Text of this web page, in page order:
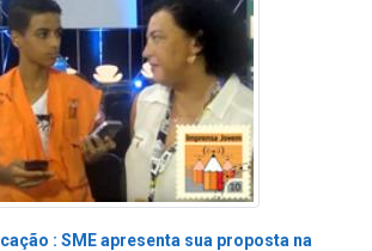
: SME apresenta sua proposta na